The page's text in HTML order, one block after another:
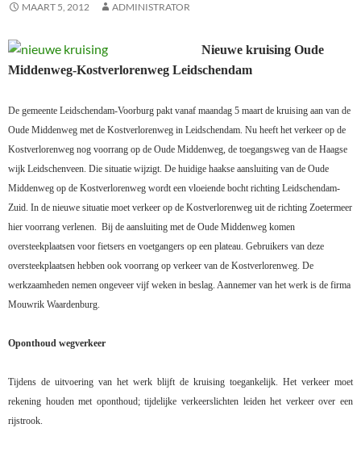
MAART 5, 2012 ADMINISTRATOR
Nieuwe kruising Oude
Middenweg-Kostverlorenweg Leidschendam
De gemeente Leidschendam-Voorburg pakt vanaf maandag 5 maart de kruising aan van de
Oude Middenweg met de Kostverlorenweg in Leidschendam. Nu heeft het verkeer op de
Kostverlorenweg nog voorrang op de Oude Middenweg, de toegangsweg van de Haagse
wijk Leidschenveen. Die situatie wijzigt. De huidige haakse aansluiting van de Oude
Middenweg op de Kostverlorenweg wordt een vloeiende bocht richting Leidschendam-
Zuid. In de nieuwe situatie moet verkeer op de Kostverlorenweg uit de richting Zoetermeer
hier voorrang verlenen. Bij de aansluiting met de Oude Middenweg komen
oversteekplaatsen voor fietsers en voetgangers op een plateau. Gebruikers van deze
oversteekplaatsen hebben ook voorrang op verkeer van de Kostverlorenweg. De
werkzaamheden nemen ongeveer vijf weken in beslag. Aannemer van het werk is de firma
Mouwrik Waardenburg.
Oponthoud wegverkeer
Tijdens de uitvoering van het werk blijft de kruising toegankelijk. Het verkeer moet
rekening houden met oponthoud; tijdelijke verkeerslichten leiden het verkeer over een
rijstrook.